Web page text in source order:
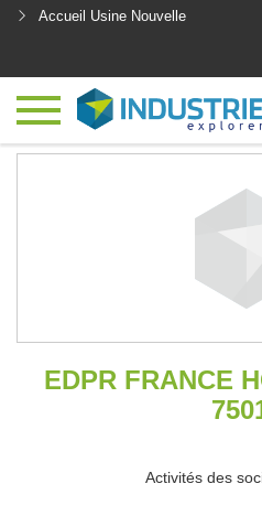
Accueil Usine Nouvelle
EDPR FRANCE
Activités des